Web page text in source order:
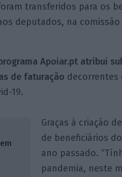
transferidos para os
deputados, na
Apoiar.pt atribui
de faturação decorrentes
19.
Graças à criação
de beneficiários
ano passado.
pandemia, neste